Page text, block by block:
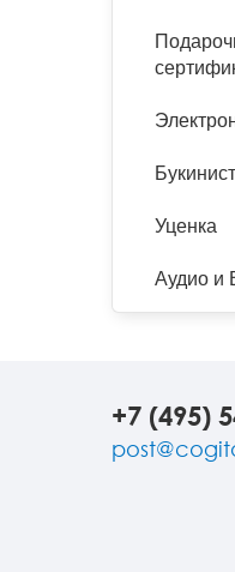
Уценка
Аудио и
+7 (495)